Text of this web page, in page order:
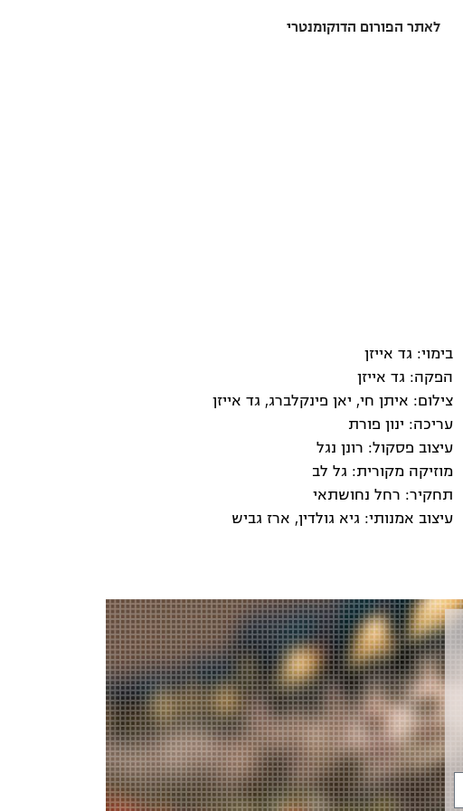
לאתר הפורום הדוקומנטרי
בימוי: גד אייזן
הפקה: גד אייזן
צילום: איתן חי, יאן פינקלברג, גד אייזן
עריכה: ינון פורת
עיצוב פסקול: רונן נגל
מוזיקה מקורית: גל לב
תחקיר: רחל נחושתאי
עיצוב אמנותי: גיא גולדין, ארז גביש